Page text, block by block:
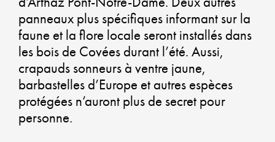
panneaux plus spécifiques informant sur la
faune et la flore locale seront installés dans
les bois de Covées durant l’été. Aussi,
crapauds sonneurs à ventre jaune,
barbastelles d’Europe et autres espèces
protégées n’auront plus de secret pour
personne.